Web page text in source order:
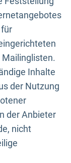
Inhalte
der Nutzung
der Anbieter
nicht